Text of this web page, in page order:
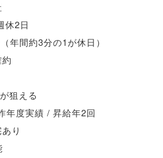
休2日
（年間約3分の1が休日 ）
狙える
年度実績 / 昇給年2回
り